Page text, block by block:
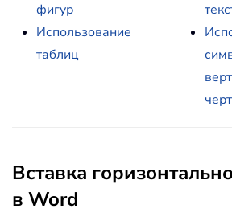
фигур
Использование
таблиц
Вставка
в Word